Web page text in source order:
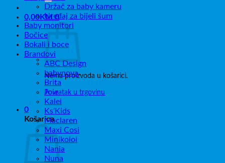
0,00KM 0
Nema proizvoda u košarici.
Povratak u trgovinu
0
Košarica
Držač za baby kameru
Uređaj za bijeli šum
Baby monitori
Bočice
Bokali i boce
Brandovi
ABC Design
babynova
Brita
Joie
Kalei
Ks'Kids
Maclaren
Maxi Cosi
Minikoioi
Nania
Nuna